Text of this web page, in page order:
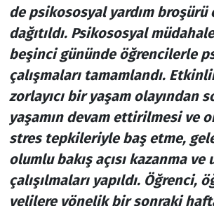
de psikososyal yardım broşürü
dağıtıldı. Psikososyal
beşinci gününde öğrencilerle
çalışmaları tamamlandı.
zorlayıcı bir yaşam olayından
yaşamın devam ettirilmesi ve
stres tepkileriyle baş etme,
olumlu bakış açısı kazanma ve
çalışılmaları yapıldı. Öğrenci,
velilere yönelik bir sonraki